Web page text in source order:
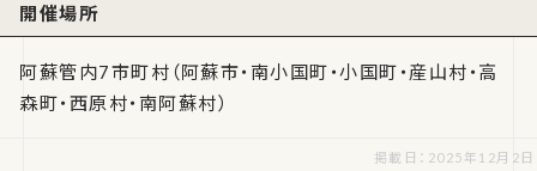
開催場所
阿蘇管内7市町村（阿蘇市・南小国町・小国町・産山村・高
森町・西原村・南阿蘇村）
掲載日：2025年12月2日